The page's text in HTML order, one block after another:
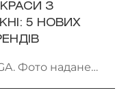
З
5 НОВИХ
Фото надане